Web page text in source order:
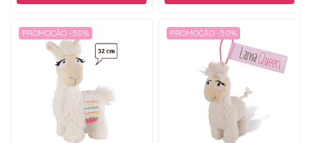
PROMOÇÃO -50% PROMOÇÃO -50%